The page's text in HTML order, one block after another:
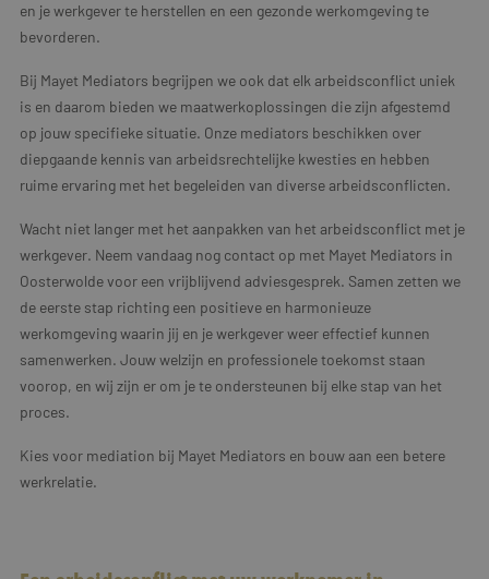
en je werkgever te herstellen en een gezonde werkomgeving te
bevorderen.
Bij Mayet Mediators begrijpen we ook dat elk arbeidsconflict uniek
is en daarom bieden we maatwerkoplossingen die zijn afgestemd
op jouw specifieke situatie. Onze mediators beschikken over
diepgaande kennis van arbeidsrechtelijke kwesties en hebben
ruime ervaring met het begeleiden van diverse arbeidsconflicten.
Wacht niet langer met het aanpakken van het arbeidsconflict met je
werkgever. Neem vandaag nog contact op met Mayet Mediators in
Oosterwolde voor een vrijblijvend adviesgesprek. Samen zetten we
de eerste stap richting een positieve en harmonieuze
werkomgeving waarin jij en je werkgever weer effectief kunnen
samenwerken. Jouw welzijn en professionele toekomst staan
voorop, en wij zijn er om je te ondersteunen bij elke stap van het
proces.
Kies voor mediation bij Mayet Mediators en bouw aan een betere
werkrelatie.